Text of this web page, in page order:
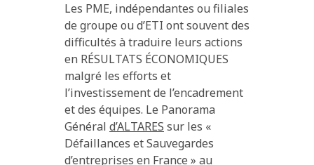
Les PME, indépendantes ou filiales
de groupe ou d’ETI ont souvent des
difficultés à traduire leurs actions
en RÉSULTATS ÉCONOMIQUES
malgré les efforts et
l’investissement de l’encadrement
et des équipes. Le Panorama
Général d’ALTARES sur les «
Défaillances et Sauvegardes
d’entreprises en France » au